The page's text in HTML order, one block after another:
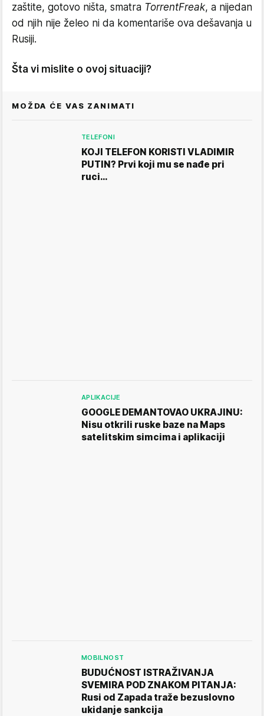
zaštite, gotovo ništa, smatra TorrentFreak, a nijedan
od njih nije želeo ni da komentariše ova dešavanja u
Rusiji.
Šta vi mislite o ovoj situaciji?
MOŽDA ĆE VAS ZANIMATI
TELEFONI
KOJI TELEFON KORISTI VLADIMIR
PUTIN? Prvi koji mu se nađe pri
ruci…
APLIKACIJE
GOOGLE DEMANTOVAO UKRAJINU:
Nisu otkrili ruske baze na Maps
satelitskim simcima i aplikaciji
MOBILNOST
BUDUĆNOST ISTRAŽIVANJA
SVEMIRA POD ZNAKOM PITANJA:
Rusi od Zapada traže bezuslovno
ukidanje sankcija